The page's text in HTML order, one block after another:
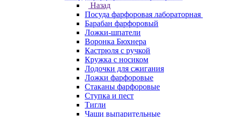
Назад
Посуда фарфоровая лабораторная
Барабан фарфоровый
Ложки-шпатели
Воронка Бюхнера
Кастрюля с ручкой
Кружка с носиком
Лодочки для сжигания
Ложки фарфоровые
Стаканы фарфоровые
Ступка и пест
Тигли
Чаши выпарительные